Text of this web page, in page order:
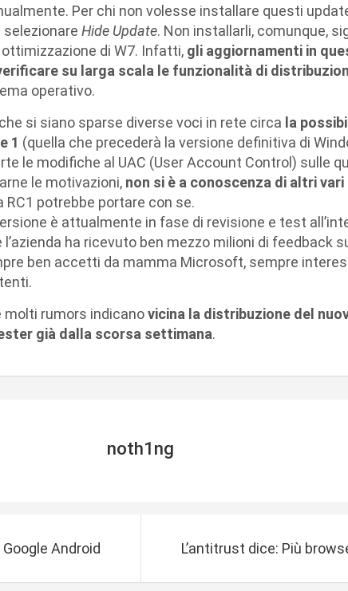
Per chi non volesse installare questi
Hide Update. Non installarli, comunque,
di W7. Infatti, gli aggiornamenti in
su larga scala le funzionalità di
operativo.
si siano sparse diverse voci in rete circa la
1 (quella che precederà la versione definitiva di
le modifiche al UAC (User Account Control) sulle
le motivazioni, non si è a conoscenza di altri
RC1 potrebbe portare con se.
è attualmente in fase di revisione e test
l’azienda ha ricevuto ben mezzo milioni di feedback
ben accetti da mamma Microsoft, sempre
molti rumors indicanovicina la distribuzione del
già dalla scorsa settimana.
noth1ng
Android L’antitrust dice: Più